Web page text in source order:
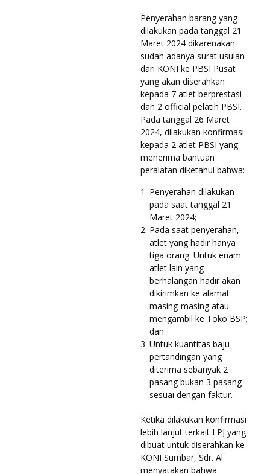
Penyerahan barang yang
dilakukan pada tanggal 21
Maret 2024 dikarenakan
sudah adanya surat usulan
dari KONI ke PBSI Pusat
yang akan diserahkan
kepada 7 atlet berprestasi
dan 2 official pelatih PBSI.
Pada tanggal 26 Maret
2024, dilakukan konfirmasi
kepada 2 atlet PBSI yang
menerima bantuan
peralatan diketahui bahwa:
Penyerahan dilakukan
pada saat tanggal 21
Maret 2024;
Pada saat penyerahan,
atlet yang hadir hanya
tiga orang. Untuk enam
atlet lain yang
berhalangan hadir akan
dikirimkan ke alamat
masing-masing atau
mengambil ke Toko BSP;
dan
Untuk kuantitas baju
pertandingan yang
diterima sebanyak 2
pasang bukan 3 pasang
sesuai dengan faktur.
Ketika dilakukan konfirmasi
lebih lanjut terkait LPJ yang
dibuat untuk diserahkan ke
KONI Sumbar, Sdr. Al
menyatakan bahwa